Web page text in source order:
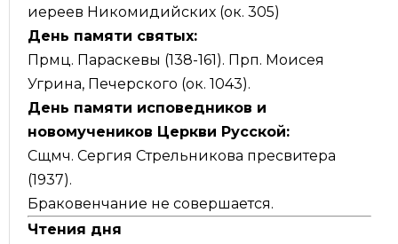
иереев Никомидийских (ок. 305)
День памяти святых:
Прмц. Параскевы (138-161). Прп. Моисея
Угрина, Печерского (ок. 1043).
День памяти исповедников и
новомучеников Церкви Русской:
Сщмч. Сергия Стрельникова пресвитера
(1937).
Браковенчание не совершается.
Чтения дня